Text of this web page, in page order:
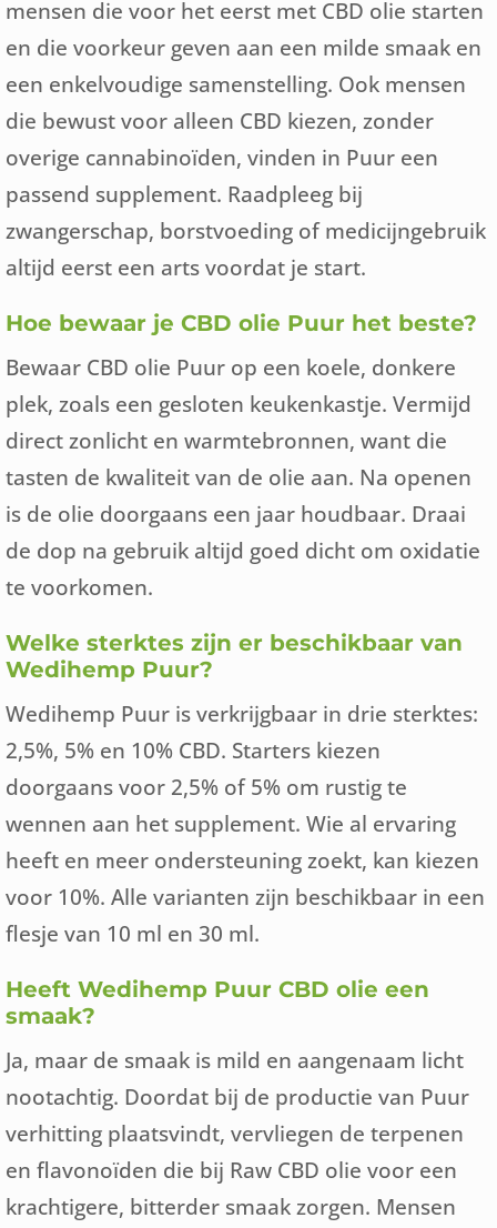
mensen die voor het eerst met CBD olie starten
en die voorkeur geven aan een milde smaak en
een enkelvoudige samenstelling. Ook mensen
die bewust voor alleen CBD kiezen, zonder
overige cannabinoïden, vinden in Puur een
passend supplement. Raadpleeg bij
zwangerschap, borstvoeding of medicijngebruik
altijd eerst een arts voordat je start.
Hoe bewaar je CBD olie Puur het beste?
Bewaar CBD olie Puur op een koele, donkere
plek, zoals een gesloten keukenkastje. Vermijd
direct zonlicht en warmtebronnen, want die
tasten de kwaliteit van de olie aan. Na openen
is de olie doorgaans een jaar houdbaar. Draai
de dop na gebruik altijd goed dicht om oxidatie
te voorkomen.
Welke sterktes zijn er beschikbaar van
Wedihemp Puur?
Wedihemp Puur is verkrijgbaar in drie sterktes:
2,5%, 5% en 10% CBD. Starters kiezen
doorgaans voor 2,5% of 5% om rustig te
wennen aan het supplement. Wie al ervaring
heeft en meer ondersteuning zoekt, kan kiezen
voor 10%. Alle varianten zijn beschikbaar in een
flesje van 10 ml en 30 ml.
Heeft Wedihemp Puur CBD olie een
smaak?
Ja, maar de smaak is mild en aangenaam licht
nootachtig. Doordat bij de productie van Puur
verhitting plaatsvindt, vervliegen de terpenen
en flavonoïden die bij Raw CBD olie voor een
krachtigere, bitterder smaak zorgen. Mensen